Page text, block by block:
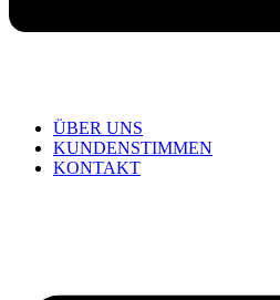
ÜBER UNS
KUNDENSTIMMEN
KONTAKT